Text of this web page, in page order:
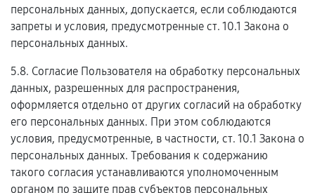
персональных данных, допускается, если соблюдаются
запреты и условия, предусмотренные ст. 10.1 Закона о
персональных данных.
5.8. Согласие Пользователя на обработку персональных
данных, разрешенных для распространения,
оформляется отдельно от других согласий на обработку
его персональных данных. При этом соблюдаются
условия, предусмотренные, в частности, ст. 10.1 Закона о
персональных данных. Требования к содержанию
такого согласия устанавливаются уполномоченным
органом по защите прав субъектов персональных